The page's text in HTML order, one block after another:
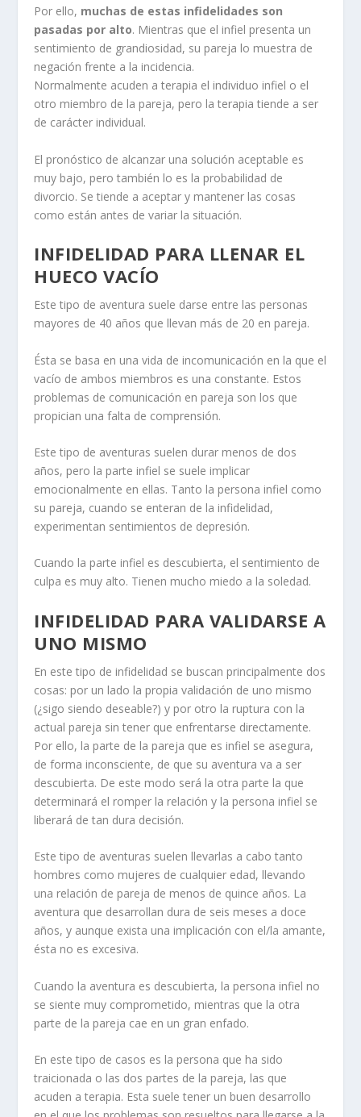
Por ello, muchas de estas infidelidades son
pasadas por alto. Mientras que el infiel presenta un
sentimiento de grandiosidad, su pareja lo muestra de
negación frente a la incidencia.
Normalmente acuden a terapia el individuo infiel o el
otro miembro de la pareja, pero la terapia tiende a ser
de carácter individual.
El pronóstico de alcanzar una solución aceptable es
muy bajo, pero también lo es la probabilidad de
divorcio. Se tiende a aceptar y mantener las cosas
como están antes de variar la situación.
INFIDELIDAD PARA LLENAR EL
HUECO VACÍO
Este tipo de aventura suele darse entre las personas
mayores de 40 años que llevan más de 20 en pareja.
Ésta se basa en una vida de incomunicación en la que el
vacío de ambos miembros es una constante. Estos
problemas de comunicación en pareja son los que
propician una falta de comprensión.
Este tipo de aventuras suelen durar menos de dos
años, pero la parte infiel se suele implicar
emocionalmente en ellas. Tanto la persona infiel como
su pareja, cuando se enteran de la infidelidad,
experimentan sentimientos de depresión.
Cuando la parte infiel es descubierta, el sentimiento de
culpa es muy alto. Tienen mucho miedo a la soledad.
INFIDELIDAD PARA VALIDARSE A
UNO MISMO
En este tipo de infidelidad se buscan principalmente dos
cosas: por un lado la propia validación de uno mismo
(¿sigo siendo deseable?) y por otro la ruptura con la
actual pareja sin tener que enfrentarse directamente.
Por ello, la parte de la pareja que es infiel se asegura,
de forma inconsciente, de que su aventura va a ser
descubierta. De este modo será la otra parte la que
determinará el romper la relación y la persona infiel se
liberará de tan dura decisión.
Este tipo de aventuras suelen llevarlas a cabo tanto
hombres como mujeres de cualquier edad, llevando
una relación de pareja de menos de quince años. La
aventura que desarrollan dura de seis meses a doce
años, y aunque exista una implicación con el/la amante,
ésta no es excesiva.
Cuando la aventura es descubierta, la persona infiel no
se siente muy comprometido, mientras que la otra
parte de la pareja cae en un gran enfado.
En este tipo de casos es la persona que ha sido
traicionada o las dos partes de la pareja, las que
acuden a terapia. Esta suele tener un buen desarrollo